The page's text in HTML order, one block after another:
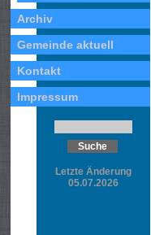
Archiv
Gemeinde aktuell
Kontakt
Impressum
Letzte Änderung
05.07.2026